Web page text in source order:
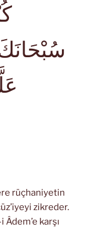
rüçhaniyetin
zikreder.
karşı